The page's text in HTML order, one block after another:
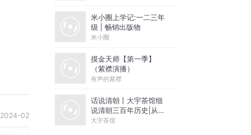
2024-02
米小圈上学记:一二三年
级 | 畅销出版物
米小圈
摸金天师【第一季】
（紫襟演播）
有声的紫襟
话说清朝丨大宇茶馆细
说清朝三百年历史|从努
尔哈赤到末代皇帝溥仪|
大宇茶馆